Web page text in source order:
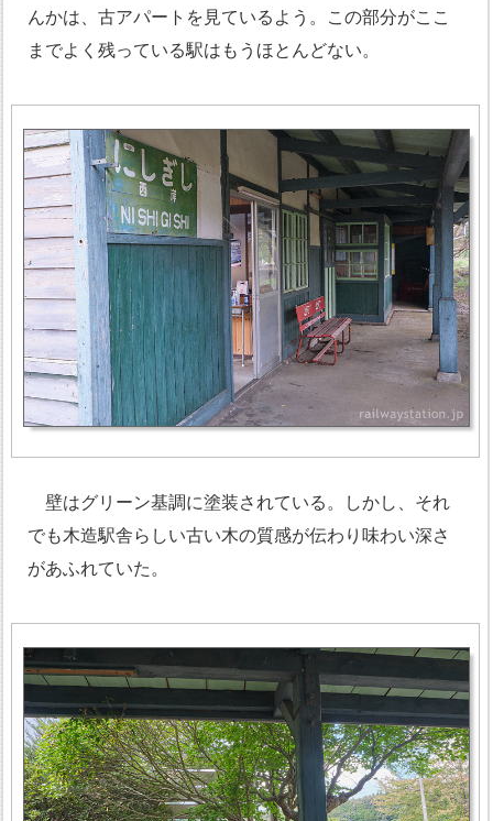
んかは、古アパートを見ているよう。この部分がここ
までよく残っている駅はもうほとんどない。
壁はグリーン基調に塗装されている。しかし、それ
でも木造駅舎らしい古い木の質感が伝わり味わい深さ
があふれていた。